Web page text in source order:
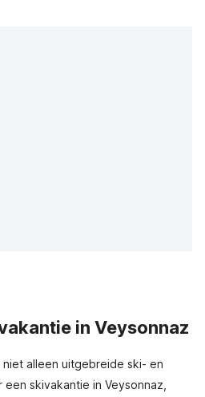
in Veysonnaz
alleen uitgebreide ski- en
skivakantie in Veysonnaz,